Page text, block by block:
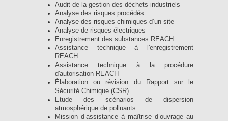
Audit de la gestion des déchets industriels
Analyse des risques procédés
Analyse des risques chimiques d’un site
Analyse de risques électriques
Enregistrement des substances REACH
Assistance technique à l'enregistrement
REACH
Assistance technique à la procédure
d'autorisation REACH
Élaboration ou révision du Rapport sur le
Sécurité Chimique (CSR)
Etude des scénarios de dispersion
atmosphérique de polluants
Mission d’assistance à maîtrise d’ouvrage au